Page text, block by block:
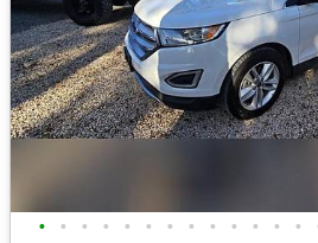
• • • • • • • • • • • • •